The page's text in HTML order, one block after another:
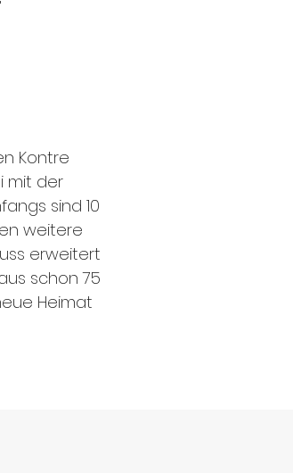
Kontre
mit der
sind 10
weitere
erweitert
schon 75
Heimat